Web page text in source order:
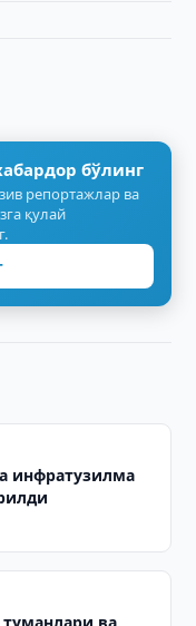
бўлинг
репортажлар ва
қулай
инфратузилма